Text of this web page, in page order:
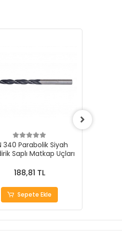
340 Parabolik Siyah
Saplı Matkap Uçları
188,81 TL
Sepete Ekle